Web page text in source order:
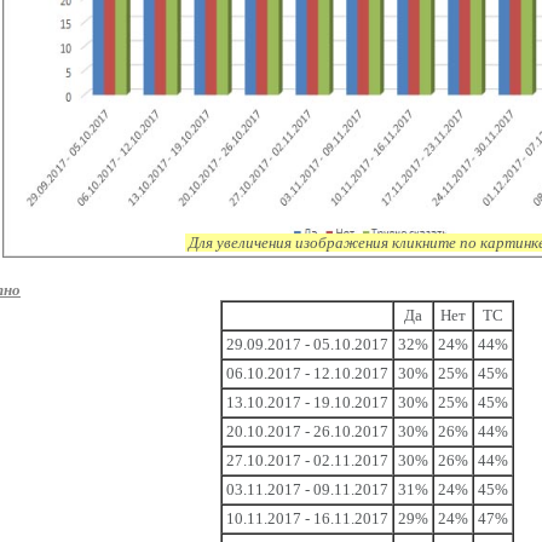
Для увеличения изображения кликните по
Да
Нет
ТС
29.09.2017 - 05.10.2017 32% 24% 44%
06.10.2017 - 12.10.2017 30% 25% 45%
13.10.2017 - 19.10.2017 30% 25% 45%
20.10.2017 - 26.10.2017 30% 26% 44%
27.10.2017 - 02.11.2017 30% 26% 44%
03.11.2017 - 09.11.2017 31% 24% 45%
10.11.2017 - 16.11.2017 29% 24% 47%